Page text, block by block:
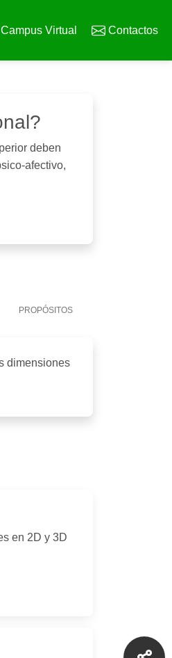
Campus Virtual Contactos
deben
afectivo,
PROPÓSITOS
dimensiones
en 2D y 3D